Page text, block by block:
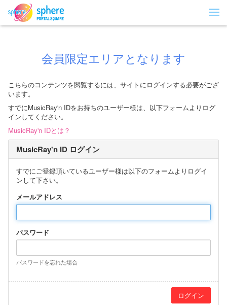
会員限定エリアとなります
こちらのコンテンツを閲覧するには、サイトにログインする必要がござ
います。
すでにMusicRay'n IDをお持ちのユーザー様は、以下フォームよりログ
インしてください。
MusicRay'n IDとは？
MusicRay'n ID ログイン
すでにご登録頂いているユーザー様は以下のフォームよりログイ
ンして下さい。
メールアドレス
パスワード
パスワードを忘れた場合